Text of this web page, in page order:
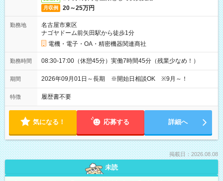
月収例 20～25万円
勤務地
名古屋市東区
ナゴヤドーム前矢田駅から徒歩1分
電機・電子・OA・精密機器関連商社
勤務時間 08:30-17:00（休憩45分）実働7時間45分（残業少なめ！）
期間 2026年09月01日～長期 ※開始日相談OK ※9月～！
特徴 履歴書不要
気になる！ 応募する 詳細へ
掲載日：2026.08.08
未読